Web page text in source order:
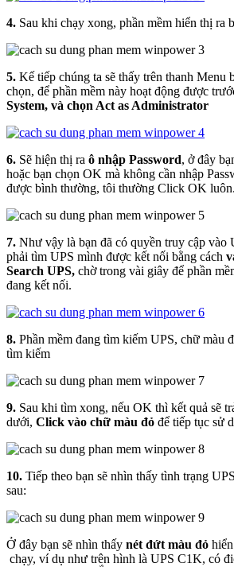
4. Sau khi chạy xong, phần mềm hiển thị ra
5. Kế tiếp chúng ta sẽ thấy trên thanh Menu
chọn, để phần mềm này hoạt động được
System, và chọn Act as Administrator
6. Sẽ hiện thị ra ô nhập Password, ở đây
hoặc bạn chọn OK mà không cần nhập
được bình thường, tôi thường Click OK luôn.
7. Như vậy là bạn đã có quyền truy cập vào
phải tìm UPS mình được kết nối bằng cách
Search UPS, chờ trong vài giây để phần
đang kết nối.
8. Phần mềm đang tìm kiếm UPS, chữ màu
tìm kiếm
9. Sau khi tìm xong, nếu OK thì kết quả sẽ
dưới, Click vào chữ màu đỏ để tiếp tục sử
10. Tiếp theo bạn sẽ nhìn thấy tình trạng
sau:
Ở đây bạn sẽ nhìn thấy nét đứt màu đỏ
chạy, ví dụ như trên hình là UPS C1K, có